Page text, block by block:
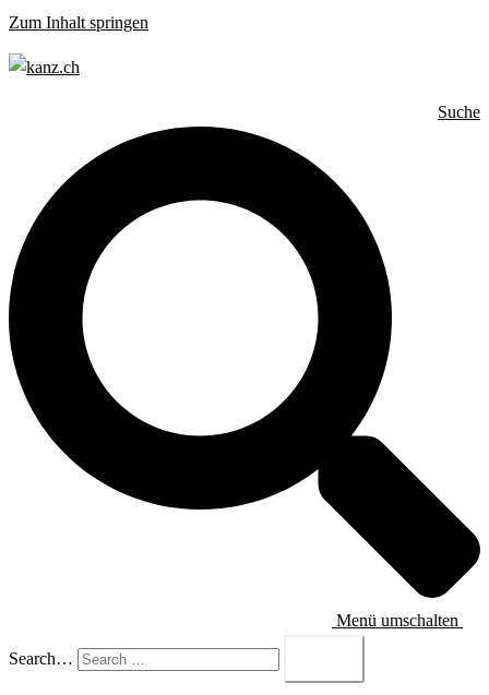
Zum Inhalt springen
Suche
Menü umschalten
Search…